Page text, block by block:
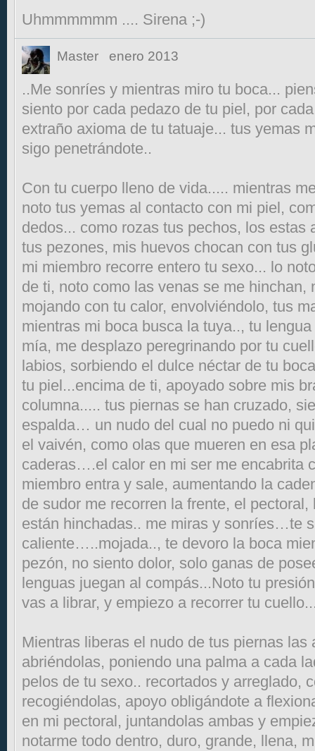
Uhmmmmmm .... Sirena ;-)
Master enero 2013
..Me sonríes y mientras miro tu boca...
siento por cada pedazo de tu piel, por
extraño axioma de tu tatuaje... tus yemas
sigo penetrándote..
Con tu cuerpo lleno de vida..... mientras
noto tus yemas al contacto con mi piel,
dedos... como rozas tus pechos, los estas
tus pezones, mis huevos chocan con tus
mi miembro recorre entero tu sexo... lo
de ti, noto como las venas se me hinchan,
mojando con tu calor, envolviéndolo, tus
mientras mi boca busca la tuya.., tu
mía, me desplazo peregrinando por tu
labios, sorbiendo el dulce néctar de tu
tu piel...encima de ti, apoyado sobre mis
columna..... tus piernas se han cruzado,
espalda… un nudo del cual no puedo ni
el vaivén, como olas que mueren en esa
caderas….el calor en mi ser me encabrita
miembro entra y sale, aumentando la
de sudor me recorren la frente, el
están hinchadas.. me miras y sonríes…te
caliente…..mojada.., te devoro la boca
pezón, no siento dolor, solo ganas de
lenguas juegan al compás...Noto tu
vas a librar, y empiezo a recorrer tu
Mientras liberas el nudo de tus piernas las
abriéndolas, poniendo una palma a cada
pelos de tu sexo.. recortados y arreglado,
recogiéndolas, apoyo obligándote a
en mi pectoral, juntandolas ambas y
notarme todo dentro, duro, grande, llena,